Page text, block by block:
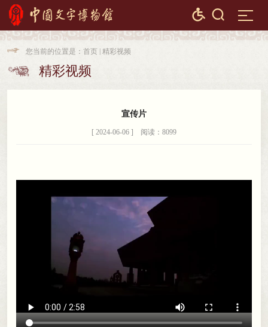
 
 精彩视频
 您当前的位置是： 首页 精彩视频
宣传片
[ 2024-06-06 ] 阅读：8099